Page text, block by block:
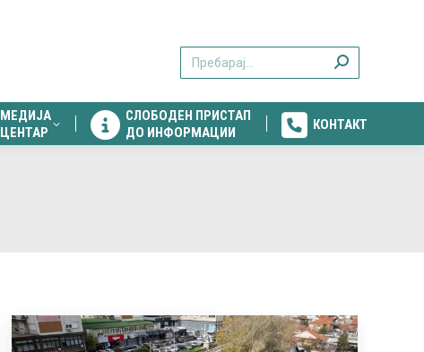
МЕДИЈА
ЦЕНТАР
СЛОБОДЕН ПРИСТАП
ДО ИНФОРМАЦИИ
КОНТАКТ